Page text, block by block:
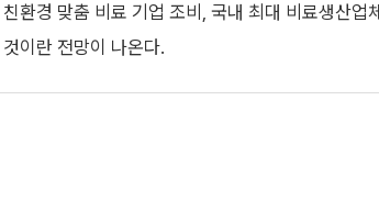
환경 맞춤 비료 기업 조비, 국내 최대 비료생산업체
이란 전망이 나온다.